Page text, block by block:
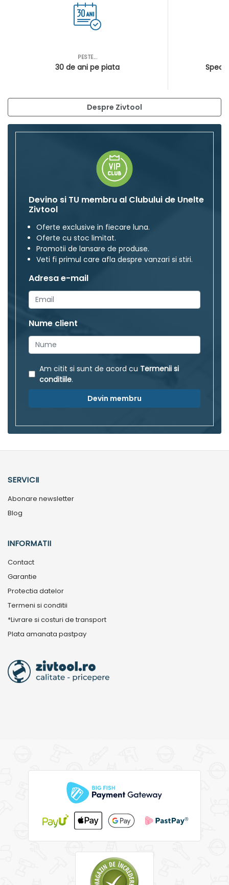
PESTE...
30 de ani pe piata
Despre Zivtool
Devino si TU membru al Clubului de Unelte
Zivtool
Oferte exclusive in fiecare luna.
Oferte cu stoc limitat.
Promotii de lansare de produse.
Veti fi primul care afla despre vanzari si stiri.
Adresa e-mail
Nume client
Am citit si sunt de acord cu Termenii si
conditiile.
Devin membru
SERVICII
Abonare newsletter
Blog
INFORMATII
Contact
Garantie
Protectia datelor
Termeni si conditii
*Livrare si costuri de transport
Plata amanata pastpay